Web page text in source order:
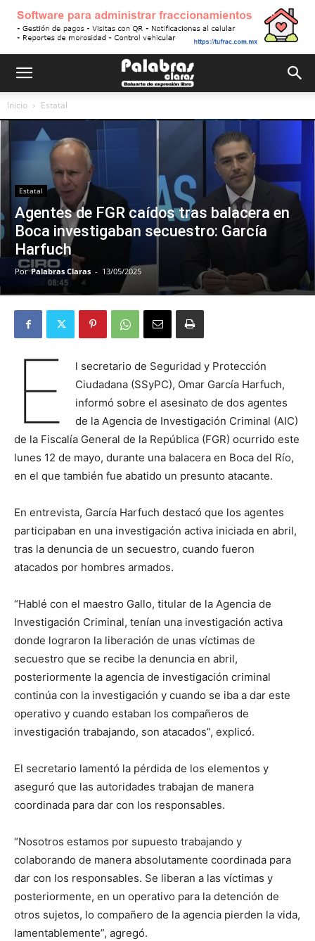
Inicio Estatal
Estatal
Agentes de FGR caídos tras balacera en
Boca investigaban secuestro: García
Harfuch
Por Palabras Claras - 13/05/2025
E
l secretario de Seguridad y Protección
Ciudadana (SSyPC), Omar García Harfuch,
informó sobre el asesinato de dos agentes
de la Agencia de Investigación Criminal (AIC)
de la Fiscalía General de la República (FGR) ocurrido este
lunes 12 de mayo, durante una balacera en Boca del Río,
en el que también fue abatido un presunto atacante.
En entrevista, García Harfuch destacó que los agentes
participaban en una investigación activa iniciada en abril,
tras la denuncia de un secuestro, cuando fueron
atacados por hombres armados.
“Hablé con el maestro Gallo, titular de la Agencia de
Investigación Criminal, tenían una investigación activa
donde lograron la liberación de unas víctimas de
secuestro que se recibe la denuncia en abril,
posteriormente la agencia de investigación criminal
continúa con la investigación y cuando se iba a dar este
operativo y cuando estaban los compañeros de
investigación trabajando, son atacados”, explicó.
El secretario lamentó la pérdida de los elementos y
aseguró que las autoridades trabajan de manera
coordinada para dar con los responsables.
“Nosotros estamos por supuesto trabajando y
colaborando de manera absolutamente coordinada para
dar con los responsables. Se liberan a las víctimas y
posteriormente, en un operativo para la detención de
otros sujetos, lo compañero de la agencia pierden la vida,
lamentablemente”, agregó.